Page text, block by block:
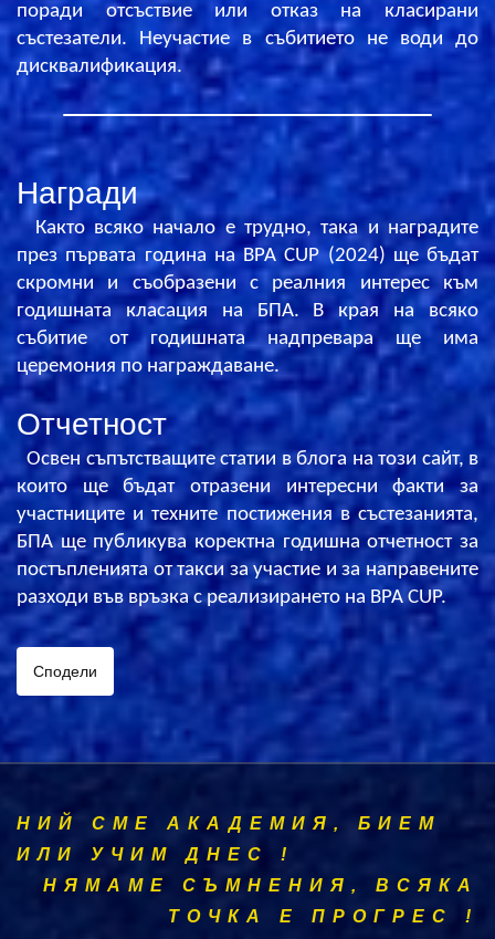
поради отсъствие или отказ на класирани
състезатели. Неучастие в събитието не води до
дисквалификация.
Награди
Както всяко начало е трудно, така и наградите
през първата година на BPA CUP (2024) ще бъдат
скромни и съобразени с реалния интерес към
годишната класация на БПА. В края на всяко
събитие от годишната надпревара ще има
церемония по награждаване.
Отчетност
Освен съпътстващите статии в блога на този сайт, в
които ще бъдат отразени интересни факти за
участниците и техните постижения в състезанията,
БПА ще публикува коректна годишна отчетност за
постъпленията от такси за участие и за направените
разходи във връзка с реализирането на BPA CUP.
Сподели
НИЙ СМЕ АКАДЕМИЯ, БИЕМ
ИЛИ УЧИМ ДНЕС !
НЯМАМЕ СЪМНЕНИЯ, ВСЯКА
ТОЧКА Е ПРОГРЕС !